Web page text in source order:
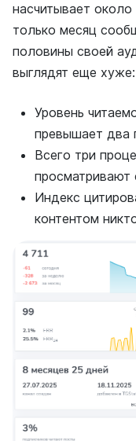
насчитывает
только месяц
половины своей
выглядят еще хуже:
Уровень
превышает два
Всего три
просматривают
Индекс
контентом